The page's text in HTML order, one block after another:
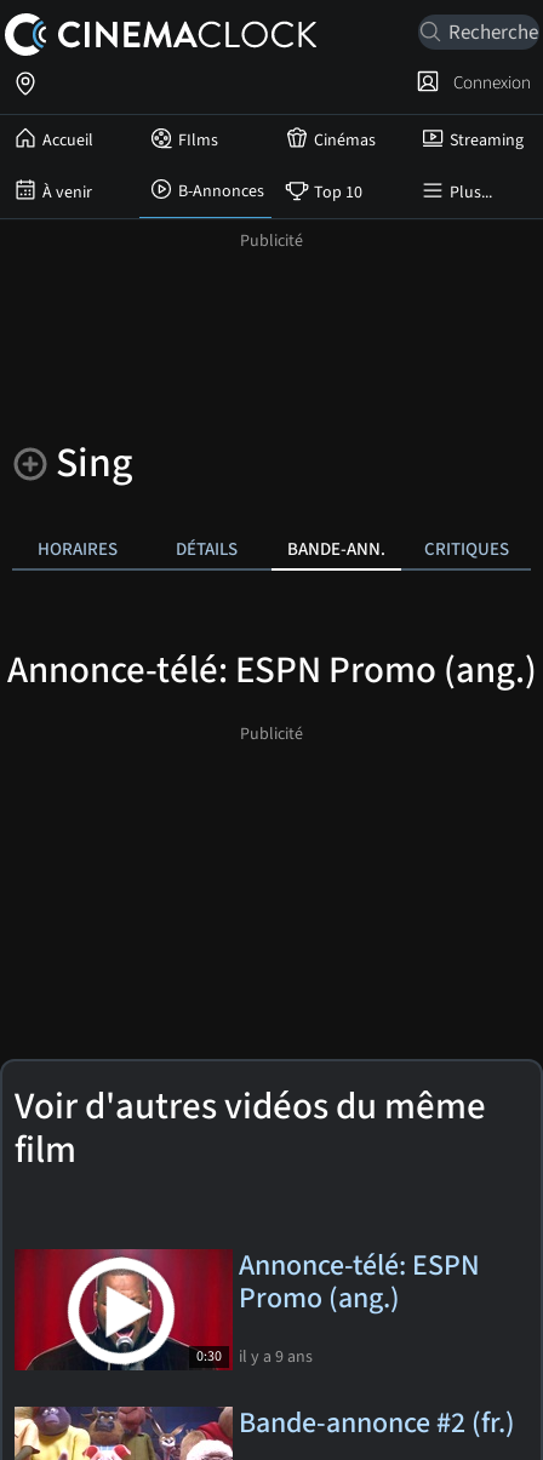
Accueil FIlms Cinémas Streaming
À venir B-Annonces Top 10 Plus...
Connexion
Sing
HORAIRES DÉTAILS BANDE-ANN. CRITIQUES
Annonce-télé: ESPN Promo (ang.)
Voir d'autres vidéos du même
film
0:30
Annonce-télé: ESPN
Promo (ang.)
il y a 9 ans
Bande-annonce #2 (fr.)